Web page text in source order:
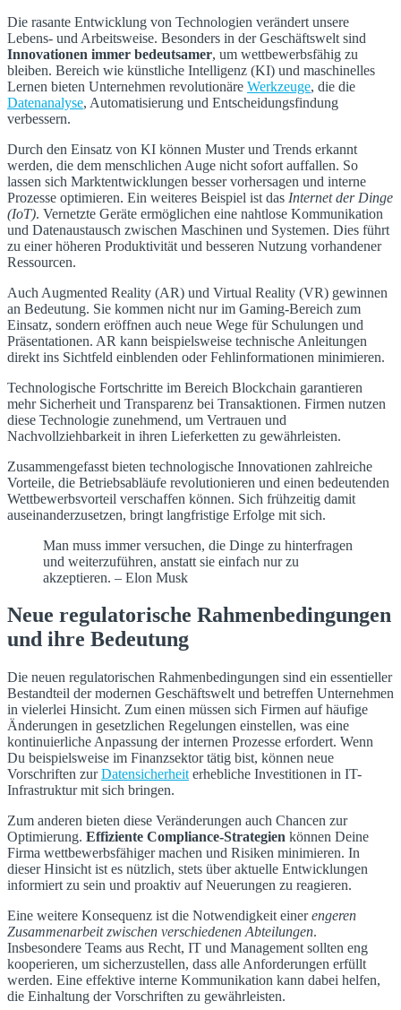
Die rasante Entwicklung von Technologien verändert unsere
Lebens- und Arbeitsweise. Besonders in der Geschäftswelt sind
Innovationen immer bedeutsamer, um wettbewerbsfähig zu
bleiben. Bereich wie künstliche Intelligenz (KI) und maschinelles
Lernen bieten Unternehmen revolutionäre Werkzeuge, die die
Datenanalyse, Automatisierung und Entscheidungsfindung
verbessern.
Durch den Einsatz von KI können Muster und Trends erkannt
werden, die dem menschlichen Auge nicht sofort auffallen. So
lassen sich Marktentwicklungen besser vorhersagen und interne
Prozesse optimieren. Ein weiteres Beispiel ist das Internet der Dinge
(IoT). Vernetzte Geräte ermöglichen eine nahtlose Kommunikation
und Datenaustausch zwischen Maschinen und Systemen. Dies führt
zu einer höheren Produktivität und besseren Nutzung vorhandener
Ressourcen.
Auch Augmented Reality (AR) und Virtual Reality (VR) gewinnen
an Bedeutung. Sie kommen nicht nur im Gaming-Bereich zum
Einsatz, sondern eröffnen auch neue Wege für Schulungen und
Präsentationen. AR kann beispielsweise technische Anleitungen
direkt ins Sichtfeld einblenden oder Fehlinformationen minimieren.
Technologische Fortschritte im Bereich Blockchain garantieren
mehr Sicherheit und Transparenz bei Transaktionen. Firmen nutzen
diese Technologie zunehmend, um Vertrauen und
Nachvollziehbarkeit in ihren Lieferketten zu gewährleisten.
Zusammengefasst bieten technologische Innovationen zahlreiche
Vorteile, die Betriebsabläufe revolutionieren und einen bedeutenden
Wettbewerbsvorteil verschaffen können. Sich frühzeitig damit
auseinanderzusetzen, bringt langfristige Erfolge mit sich.
Man muss immer versuchen, die Dinge zu hinterfragen
und weiterzuführen, anstatt sie einfach nur zu
akzeptieren. – Elon Musk
Neue regulatorische Rahmenbedingungen
und ihre Bedeutung
Die neuen regulatorischen Rahmenbedingungen sind ein essentieller
Bestandteil der modernen Geschäftswelt und betreffen Unternehmen
in vielerlei Hinsicht. Zum einen müssen sich Firmen auf häufige
Änderungen in gesetzlichen Regelungen einstellen, was eine
kontinuierliche Anpassung der internen Prozesse erfordert. Wenn
Du beispielsweise im Finanzsektor tätig bist, können neue
Vorschriften zurDatensicherheit erhebliche Investitionen in IT-
Infrastruktur mit sich bringen.
Zum anderen bieten diese Veränderungen auch Chancen zur
Optimierung. Effiziente Compliance-Strategien können Deine
Firma wettbewerbsfähiger machen und Risiken minimieren. In
dieser Hinsicht ist es nützlich, stets über aktuelle Entwicklungen
informiert zu sein und proaktiv auf Neuerungen zu reagieren.
Eine weitere Konsequenz ist die Notwendigkeit einerengeren
Zusammenarbeit zwischen verschiedenen Abteilungen.
Insbesondere Teams aus Recht, IT und Management sollten eng
kooperieren, um sicherzustellen, dass alle Anforderungen erfüllt
werden. Eine effektive interne Kommunikation kann dabei helfen,
die Einhaltung der Vorschriften zu gewährleisten.